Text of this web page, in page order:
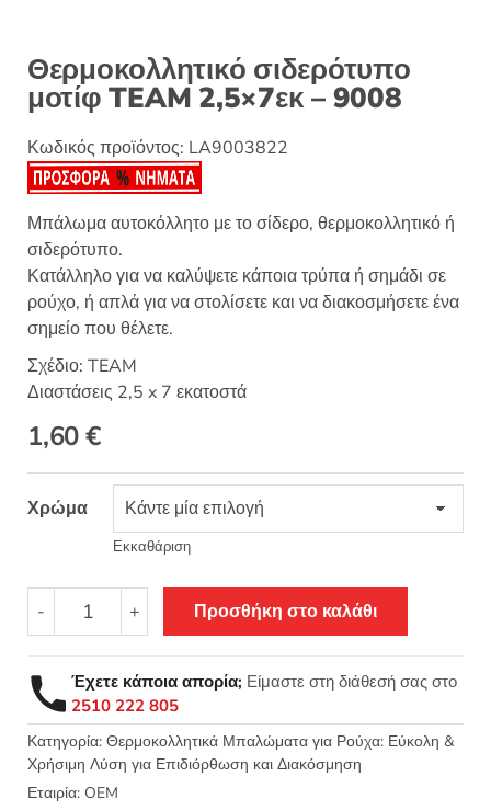
Θερμοκολλητικό σιδερότυπο
μοτίφ TEAM 2,5×7εκ – 9008
Κωδικός προϊόντος: LA9003822
Μπάλωμα αυτοκόλλητο με το σίδερο, θερμοκολλητικό ή
σιδερότυπο.
Κατάλληλο για να καλύψετε κάποια τρύπα ή σημάδι σε
ρούχο, ή απλά για να στολίσετε και να διακοσμήσετε ένα
σημείο που θέλετε.
Σχέδιο: TEAM
Διαστάσεις 2,5 x 7 εκατοστά
1,60€
Χρώμα
Εκκαθάριση
-
Θερμοκολλητικό
σιδερότυπο
TEAM
2,5x7εκ
-
9008
ποσότητα
+ Προσθήκη στο καλάθι
Έχετε κάποια απορία; Είμαστε στη διάθεσή σας στο
2510 222 805
Κατηγορία: Θερμοκολλητικά Μπαλώματα για Ρούχα: Εύκολη &
Χρήσιμη Λύση για Επιδιόρθωση και Διακόσμηση
Εταιρία: OEM